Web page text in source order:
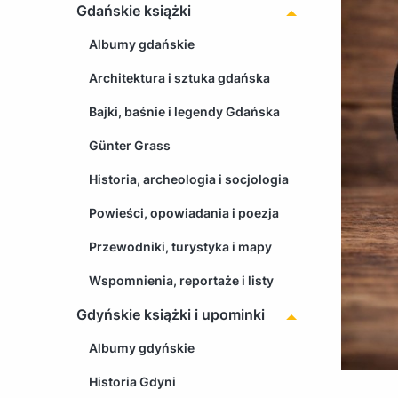
Gdańskie książki
Albumy gdańskie
Architektura i sztuka gdańska
Bajki, baśnie i legendy Gdańska
Günter Grass
Historia, archeologia i socjologia
Powieści, opowiadania i poezja
Przewodniki, turystyka i mapy
Wspomnienia, reportaże i listy
Gdyńskie książki i upominki
Albumy gdyńskie
Historia Gdyni